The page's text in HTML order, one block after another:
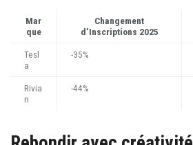
Mar
que
Changement
d’Inscriptions 2025
Tesl
a
-35%
Rivia
n
-44%